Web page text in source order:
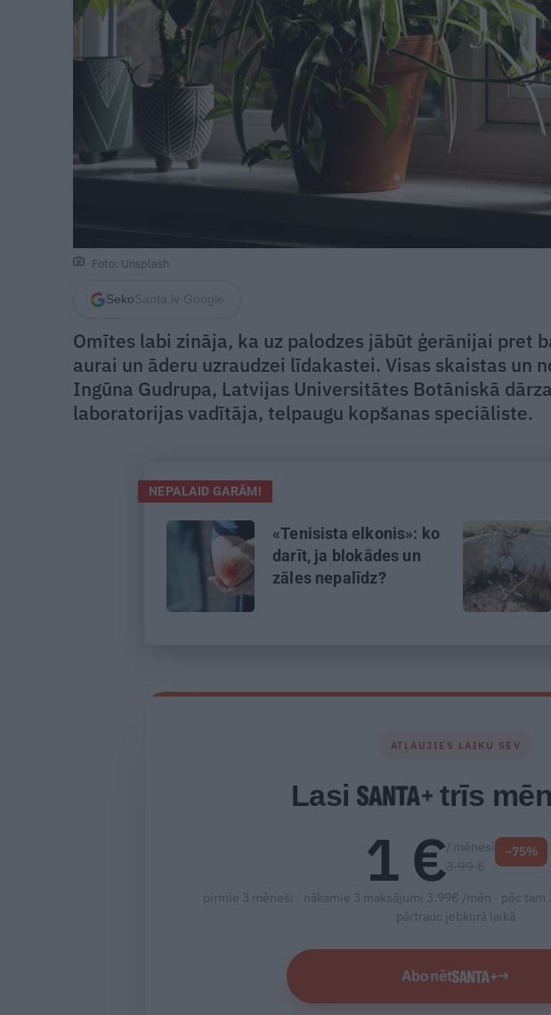
Foto: Unsplash
Seko Santa.lv Google
Omītes labi zināja, ka uz palodzes jābūt ģerānijai pret
aurai un āderu uzraudzei līdakastei. Visas skaistas un
Ingūna Gudrupa, Latvijas Universitātes Botāniskā
laboratorijas vadītāja, telpaugu kopšanas speciāliste.
NEPALAID GARĀM!
«Tenisista elkonis»: ko
darīt, ja blokādes un
zāles nepalīdz?
ATĻAUJIES LAIKU SEV
Lasi trīs
1 €/ mēnesī −75%
pirmie 3 mēneši · nākamie 3 maksājumi 3.99€ /mēn · pēc tam
pārtrauc jebkurā laikā
Abonēt →